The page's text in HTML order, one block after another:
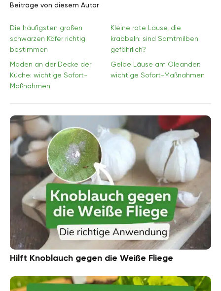
Beiträge von diesem Autor
Die häufigsten großen
schwarzen Käfer richtig
bestimmen
Kleine rote Läuse, die
krabbeln: sind Samtmilben
gefährlich?
Maden an der Decke der
Küche: wichtige Sofort-
Maßnahmen
Gelbe Läuse am Oleander:
wichtige Sofort-Maßnahmen
Hilft Knoblauch gegen die Weiße Fliege